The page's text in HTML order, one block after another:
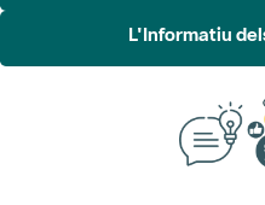
L'Informatiu